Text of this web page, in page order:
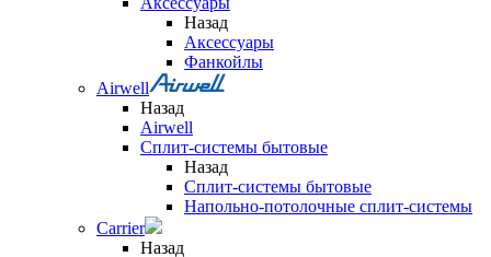
Назад
Аксессуары
Фанкойлы
Airwell
Назад
Airwell
Сплит-системы бытовые
Назад
Сплит-системы бытовые
Напольно-потолочные сплит-системы
Carrier
Назад